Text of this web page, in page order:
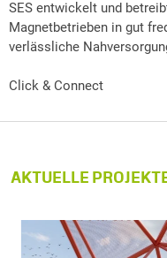
SES entwickelt und
Magnetbetrieben in gut
verlässliche
Click & Connect
AKTUELLE